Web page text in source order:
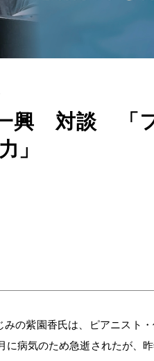
興 対談 「
」
みの紫園香氏は、ピアニスト
に病気のため急逝されたが、